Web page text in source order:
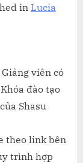
in Lucia
viên có
đào tạo
Shasu
theo link bên
trình hợp